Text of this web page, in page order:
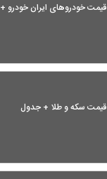
قیمت خودرو‌های ایران خودرو
قیمت سکه و طلا + جدول